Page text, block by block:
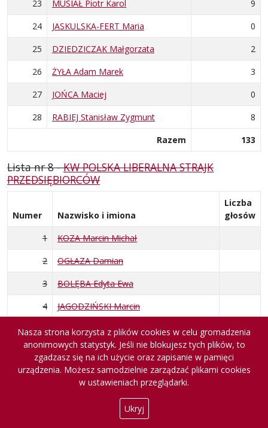
23
MUSIAŁ Piotr Karol
9
24
JASKULSKA-FERT Maria
0
25
DZIEDZICZAK Małgorzata
2
26
ŻYŁA Adam Marek
3
27
JOŃCA Maciej
0
28
RABIEJ Stanisław Zygmunt
8
Razem
133
Lista nr 8 -KW POLSKA LIBERALNA STRAJK
PRZEDSIĘBIORCÓW
Numer Nazwisko i imiona
Liczba
głosów
1
KOZA Marcin Michał
2
OGŁAZA Damian
3
BOLĘBA Edyta Ewa
4
JAGODZIŃSKI Marcin
5
ŁUKASIK Mateusz Michał
DUDEK Artur Maciej
7
PISARCZYK-OPAŁKA Anna Karolina
STARCZEWSKA Magdalena
PRAGIEL Sylwia Ewa
Nasza strona korzysta z plików cookies w celu gromadzenia
anonimowych statystyk. Jeśli nie blokujesz tych plików, to
zgadzasz się na ich użycie oraz zapisanie w pamięci
urządzenia. Możesz samodzielnie zarządzać plikami cookies
w ustawieniach przeglądarki.
Ukryj